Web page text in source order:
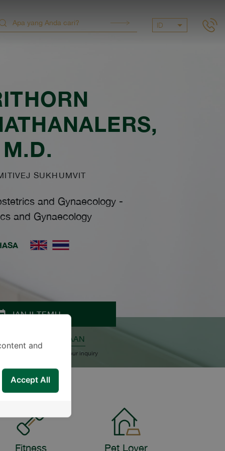
ID
,
M.D.
SUKHUMVIT
and Gynaecology-
and Gynaecology
JANJI TEMU
PERTANYAAN
Team will reply to your inquiry
Fitness Pet Lover
and
Accept All